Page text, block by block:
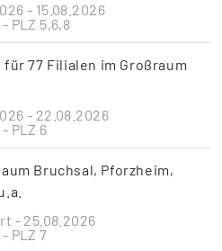
- 15.08.2026
- PLZ 5,6,8
77 Filialen im Großraum
- 22.08.2026
- PLZ 6
Bruchsal, Pforzheim,
- 25.08.2026
- PLZ 7